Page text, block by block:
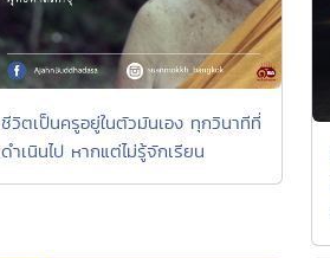
ชีวิตเป็นครูอยู่ในตัวมันเอง ทุกวินาทีที่
ดำเนินไป หากแต่ไม่รู้จักเรียน